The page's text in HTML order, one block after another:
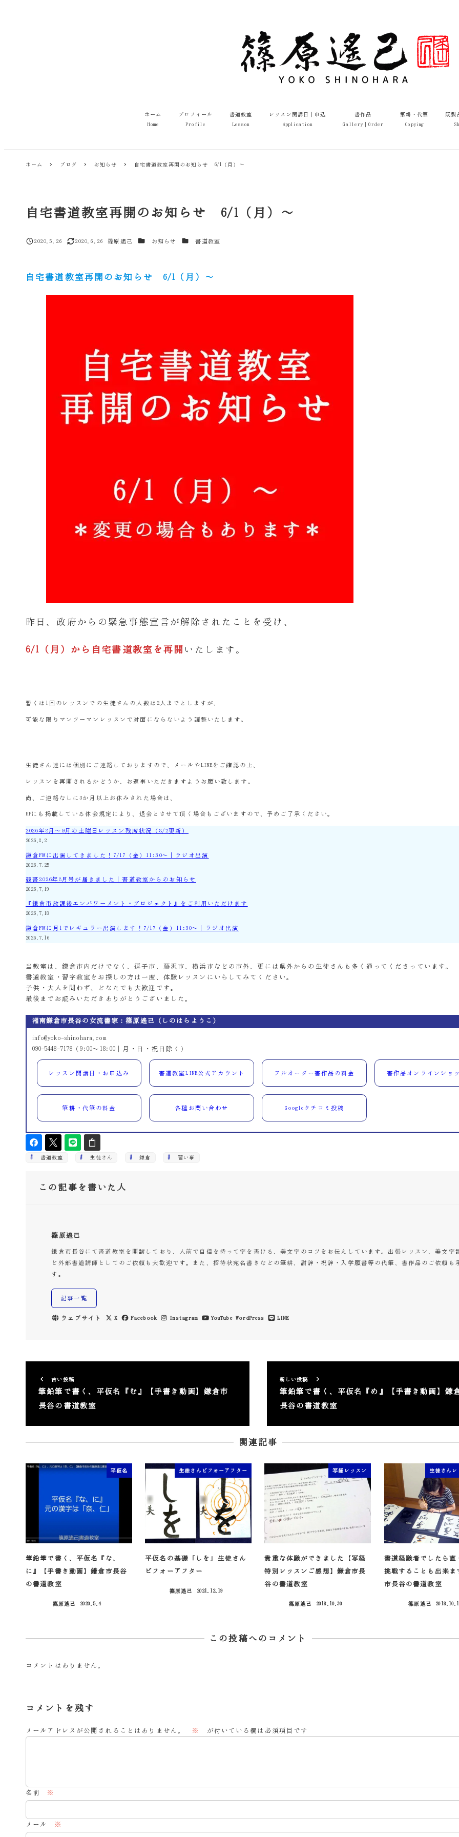
ホーム
Home
プロフィール
Profile
書道教室
Lesson
レッスン開講日｜申込
Application
書作品
Gallery｜Order
筆耕・代筆
Copying
既製
ホーム ブログ お知らせ 自宅書道教室再開のお知らせ 6/1（月）～
自宅書道教室再開のお知らせ 6/1（月）～
投稿日
2020.5.26
更新日
2020.6.26
著
篠原遙己 カテゴリー
お知らせ カテゴリー
書道教室
自宅書道教室再開のお知らせ 6/1（月）～
昨日、政府からの緊急事態宣言が解除されたことを受け、
6/1（月）から自宅書道教室を再開 いたします。
暫くは1回のレッスンでの生徒さんの人数は2人までとしますが、
可能な限りマンツーマンレッスンで対面にならないよう調整いたします。
生徒さん達には個別にご連絡しておりますので、メールやLINEをご確認の上、
レッスンを再開されるかどうか、お返事いただきますようお願い致します。
尚、ご連絡なしに3か月以上お休みされた場合は、
HPにも掲載している休会規定により、退会とさせて頂く場合もございますので、予めご了承ください。
2026年8月～9月の土曜日レッスン残席状況（8/2更新）
2026.8.2
鎌倉FMに出演してきました！7/17（金）11:30～｜ラジオ出演
2026.7.25
競書2026年8月号が届きました｜書道教室からのお知らせ
2026.7.19
『鎌倉市放課後エンパワーメント・プロジェクト』をご利用いただけます
2026.7.18
鎌倉FMに月1でレギュラー出演します！7/17（金）11:30～｜ラジオ出演
2026.7.16
当教室は、鎌倉市内だけでなく、逗子市、藤沢市、横浜市などの市外、更には県外からの生徒さんも多く通ってくださっています。
書道教室・習字教室をお探しの方は一度、体験レッスンにいらしてみてください。
子供・大人を問わず、どなたでも大歓迎です。
最後までお読みいただきありがとうございました。
湘南鎌倉市長谷の女流書家：篠原遙己（しのはらようこ）
info@yoko-shinohara.com
090-5448-7178（9:00～18:00｜月・日・祝日除く）
レッスン開講日・お申込み 書道教室LINE公式アカウント フルオーダー書作品の料金 書作品オンラインショ
筆耕・代筆の料金 各種お問い合わせ Googleクチコミ投稿
書道教室 生徒さん 鎌倉 習い事
この記事を書いた人
篠原遙己
鎌倉市長谷にて書道教室を開講しており、人前で自信を持って字を書ける、美文字のコツをお伝えしています。出張レッスン、美文字
ど外部書道講師としてのご依頼も大歓迎です。また、招待状宛名書きなどの筆耕、謝辞・祝辞・入学願書等の代筆、書作品のご依頼も
す。
記事一覧
ウェブサイト X Facebook Instagram YouTube WordPress LINE
古い投稿
筆鉛筆で書く、平仮名『む』【手書き動画】鎌倉市
長谷の書道教室
新しい投稿
筆鉛筆で書く、平仮名『め』【手書き動画】鎌
長谷の書道教室
関連記事
平仮名
筆鉛筆で書く、平仮名『な、
に』【手書き動画】鎌倉市長谷
の書道教室
篠原遙己
2020.5.4
生徒さんビフォーアフター
平仮名の基礎「しを」生徒さん
ビフォーアフター
篠原遙己
2021.12.19
写経レッスン
貴重な体験ができました【写経
特別レッスンご感想】鎌倉市長
谷の書道教室
篠原遙己
2018.10.30
生徒さん
書道経験者でしたら直
挑戦することも出来ま
市長谷の書道教室
篠原遙己
この投稿へのコメント
コメントはありません。
コメントを残す
メールアドレスが公開されることはありません。 ※ が付いている欄は必須項目です
名前 ※
メール ※